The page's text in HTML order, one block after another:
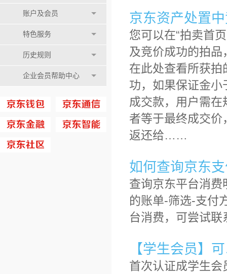
账户及会员
特色服务
历史规则
企业会员帮助中心
京东资产处置
您可以在“拍卖首
及竞价成功的拍
在此处查看所获
功，如果保证金
成交款，用户需
者等于最终成交
返还给……
如何查询京东
查询京东平台消
的账单-筛选-支付
台消费，可尝试
【学生会员】
首次认证成学生